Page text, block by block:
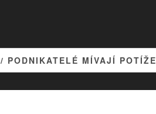
/ PODNIKATELÉ MÍVAJÍ POTÍŽE